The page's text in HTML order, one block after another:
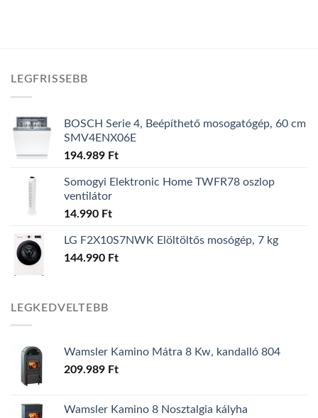
LEGFRISSEBB
BOSCH Serie 4, Beépíthető mosogatógép, 60 cm
SMV4ENX06E
194.989 Ft
Somogyi Elektronic Home TWFR78 oszlop
ventilátor
14.990 Ft
LG F2X10S7NWK Elöltöltős mosógép, 7 kg
144.990 Ft
LEGKEDVELTEBB
Wamsler Kamino Mátra 8 Kw, kandalló 804
209.989 Ft
Wamsler Kamino 8 Nosztalgia kályha